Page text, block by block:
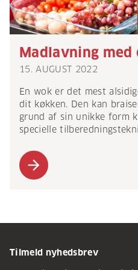
Madlavning med
15. AUGUST 2022
En wok er det mest
dit køkken. Den kan
grund af sin unikke form
specielle
arrow_forward
Tilmeld nyhedsbrev